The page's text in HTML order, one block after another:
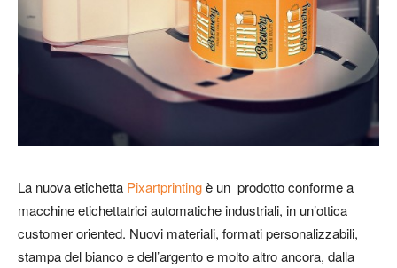
La nuova etichetta Pixartprintingè un prodotto conforme a
macchine etichettatrici automatiche industriali, in un’ottica
customer oriented. Nuovi materiali, formati personalizzabili,
stampa del bianco e dell’argento e molto altro ancora, dalla